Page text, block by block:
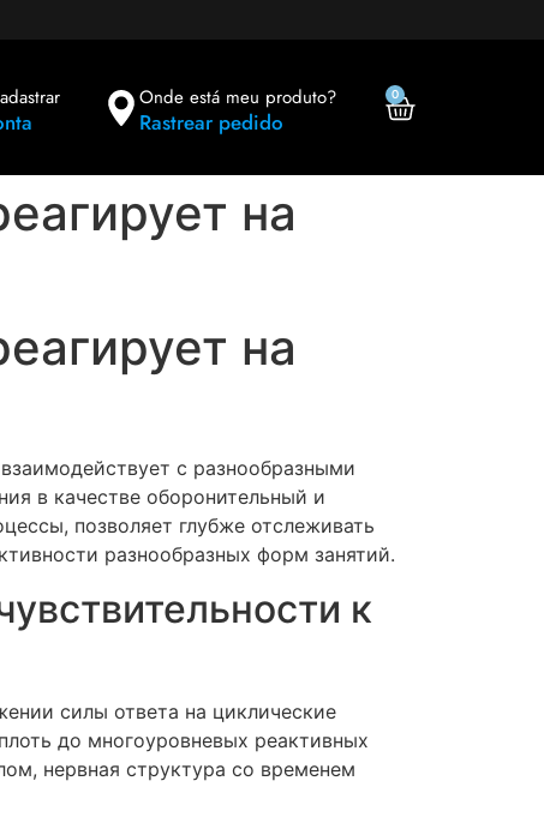
Onde está meu produto?
Rastrear pedido
0
на
на
с разнообразными
в качестве оборонительный и
позволяет глубже отслеживать
разнообразных форм занятий.
к
силы ответа на циклические
до многоуровневых реактивных
нервная структура со временем